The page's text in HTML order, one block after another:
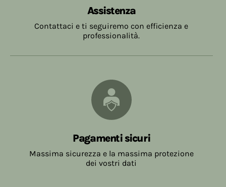
Assistenza
Contattaci e ti seguiremo con efficienza e
professionalità.
Pagamenti sicuri
Massima sicurezza e la massima protezione
dei vostri dati